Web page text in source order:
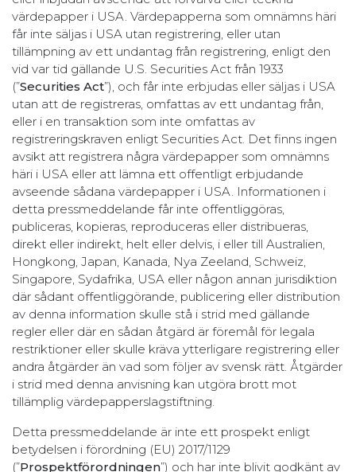
värdepapper i USA. Värdepapperna som omnämns häri
får inte säljas i USA utan registrering, eller utan
tillämpning av ett undantag från registrering, enligt den
vid var tid gällande U.S. Securities Act från 1933
(”Securities Act”), och får inte erbjudas eller säljas i USA
utan att de registreras, omfattas av ett undantag från,
eller i en transaktion som inte omfattas av
registreringskraven enligt Securities Act. Det finns ingen
avsikt att registrera några värdepapper som omnämns
häri i USA eller att lämna ett offentligt erbjudande
avseende sådana värdepapper i USA. Informationen i
detta pressmeddelande får inte offentliggöras,
publiceras, kopieras, reproduceras eller distribueras,
direkt eller indirekt, helt eller delvis, i eller till Australien,
Hongkong, Japan, Kanada, Nya Zeeland, Schweiz,
Singapore, Sydafrika, USA eller någon annan jurisdiktion
där sådant offentliggörande, publicering eller distribution
av denna information skulle stå i strid med gällande
regler eller där en sådan åtgärd är föremål för legala
restriktioner eller skulle kräva ytterligare registrering eller
andra åtgärder än vad som följer av svensk rätt. Åtgärder
i strid med denna anvisning kan utgöra brott mot
tillämplig värdepapperslagstiftning.
Detta pressmeddelande är inte ett prospekt enligt
betydelsen i förordning (EU) 2017/1129
(”Prospektförordningen”) och har inte blivit godkänt av